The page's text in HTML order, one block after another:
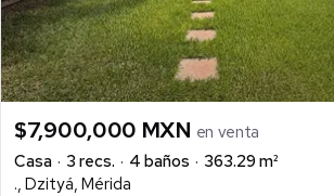
$7,900,000 MXN en venta
Casa
3 recs. 4 baños
363.29 m²
., Dzityá, Mérida